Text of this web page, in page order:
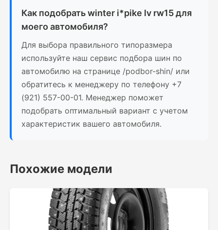
Как подобрать winter i*pike lv rw15 для
моего автомобиля?
Для выбора правильного типоразмера
используйте наш сервис подбора шин по
автомобилю на странице /podbor-shin/ или
обратитесь к менеджеру по телефону +7
(921) 557-00-01. Менеджер поможет
подобрать оптимальный вариант с учетом
характеристик вашего автомобиля.
Похожие модели